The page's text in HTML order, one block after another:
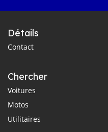
Détails
Contact
Chercher
Voitures
Motos
Utilitaires